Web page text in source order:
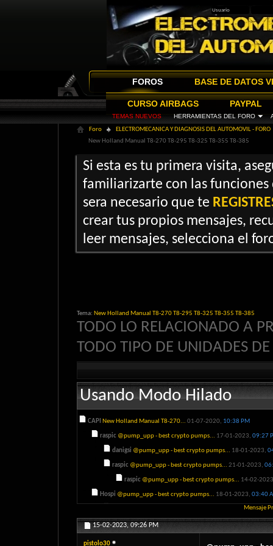
FOROS
TEMAS NUEVOS HERRAMIENTAS DEL FORO
BASE DE DATOS
CURSO AIRBAGS PAYPAL
Foro
ELECTROMECANICA Y DIAGNOSIS DEL AUTOMOVIL - FORO
New Holland Manual T8-270 T8-295 T8-325 T8-355 T8-385
Si esta es tu primera visita,
familiarizarte con las funciones
sera necesario que te
crear tus propios mensajes,
leer mensajes, selecciona el
Tema: New Holland Manual T8-270 T8-295 T8-325 T8-355 T8-385
TODO LO RELACIONADO A
TODO TIPO DE UNIDADES DE
Usando Modo Hilado
CAPI New Holland Manual T8-270... 01-07-2020, 10:38 PM
raspic @pump_upp - best crypto pumps... 17-01-2023, 09:27
danigsi @pump_upp - best crypto pumps... 18-01-2023,
raspic @pump_upp - best crypto pumps... 21-01-2023,
raspic @pump_upp - best crypto pumps... 14-02-
Hospi @pump_upp - best crypto pumps... 18-01-2023, 03:40
21-01-2023,
raspic@pump_upp - best crypto pumps...05-02-2023,
Mensaje
15-02-2023, 09:26 PM
pistolo30